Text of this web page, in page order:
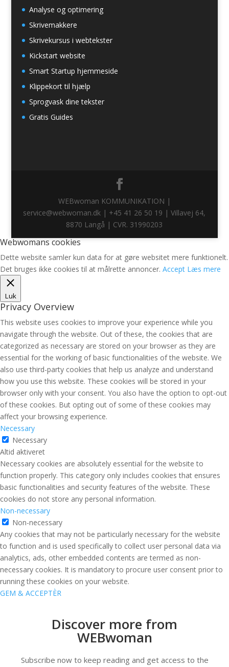
Analyse og optimering
Skrivemakkere
Skrivekursus i webtekster
Kickstart website
Smart Startup hjemmeside
Klippekort til hjælp
Sprogvask dine tekster
Gratis Guides
WEBwoman KOMMUNIKATION |
service@webwoman.dk | +45 41 26 50 19 | Villavej 64,
8870 Langå | CVR. 31990203
Webwomans cookies
Dette website samler kun data for at gøre websitet mere funktionelt.
Det bruges ikke cookies til at målrette annoncer. Accept Læs mere
Luk
Privacy Overview
This website uses cookies to improve your experience while you
navigate through the website. Out of these, the cookies that are
categorized as necessary are stored on your browser as they are
essential for the working of basic functionalities of the website. We
also use third-party cookies that help us analyze and understand
how you use this website. These cookies will be stored in your
browser only with your consent. You also have the option to opt-out
of these cookies. But opting out of some of these cookies may
affect your browsing experience.
Necessary
Necessary
Altid aktiveret
Necessary cookies are absolutely essential for the website to
function properly. This category only includes cookies that ensures
basic functionalities and security features of the website. These
cookies do not store any personal information.
Non-necessary
Non-necessary
Any cookies that may not be particularly necessary for the website
to function and is used specifically to collect user personal data via
analytics, ads, other embedded contents are termed as non-
necessary cookies. It is mandatory to procure user consent prior to
running these cookies on your website.
GEM & ACCEPTÈR
Discover more from
WEBwoman
Subscribe now to keep reading and get access to the